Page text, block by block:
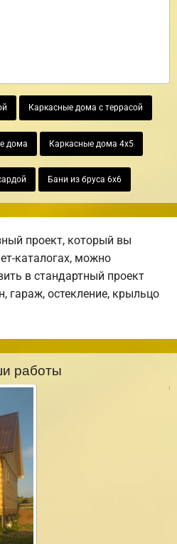
Каркасные дома с террасой
дома Каркасные дома 4х5
Бани из бруса 6х6
проект, который вы
каталогах, можно
в стандартный проект
гараж, остекление, крыльцо
работы